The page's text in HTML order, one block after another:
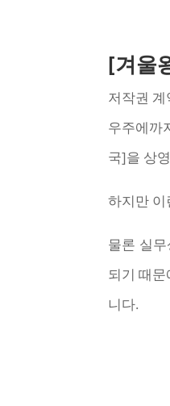
[겨울
저작권
우주에까
국]을 상
하지만
물론 실
되기 때
니다.